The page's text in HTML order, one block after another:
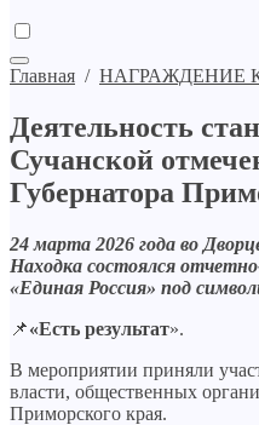
Главная / НАГРАЖДЕНИЕ
Деятельность
Сучанской
Губернатора
24 марта 2026 года во
Находка состоялся
«Единая Россия» под
📌«Есть результат».
В мероприятии приняли
власти, общественных
Приморского края.